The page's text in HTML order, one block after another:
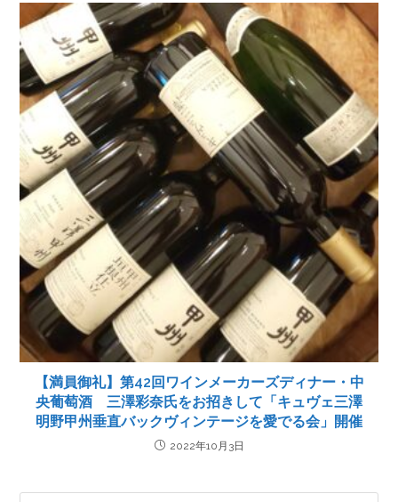
【満員御礼】第42回ワインメーカーズディナー・中
央葡萄酒 三澤彩奈氏をお招きして「キュヴェ三澤
明野甲州垂直バックヴィンテージを愛でる会」開催
2022年10月3日